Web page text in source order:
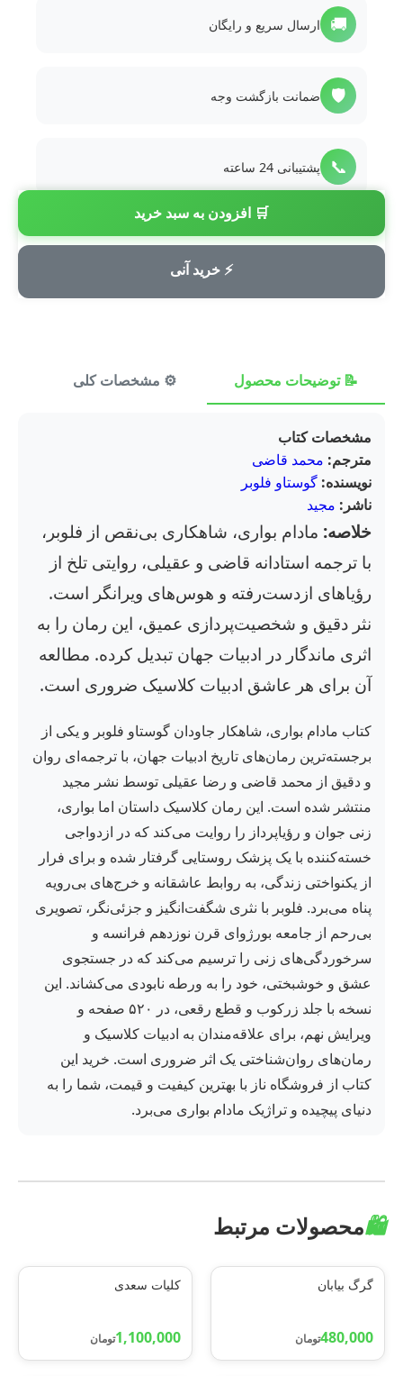
🛒 افزودن به سبد خرید
⚡ خرید آنی
🚚 ارسال سریع و رایگان
🛡️ ضمانت بازگشت وجه
📞 پشتیبانی 24 ساعته
💳 پرداخت امن
📝 توضیحات محصول ⚙️ مشخصات کلی
مشخصات کتاب
مترجم: محمد قاضی
نویسنده: گوستاو فلوبر
ناشر: مجید
خلاصه: مادام بواری، شاهکاری بی‌نقص از فلوبر،
با ترجمه استادانه قاضی و عقیلی، روایتی تلخ از
رؤیاهای ازدست‌رفته و هوس‌های ویرانگر است.
نثر دقیق و شخصیت‌پردازی عمیق، این رمان را به
اثری ماندگار در ادبیات جهان تبدیل کرده. مطالعه
آن برای هر عاشق ادبیات کلاسیک ضروری است.
کتاب مادام بواری، شاهکار جاودان گوستاو فلوبر و یکی از
برجسته‌ترین رمان‌های تاریخ ادبیات جهان، با ترجمه‌ای روان
و دقیق از محمد قاضی و رضا عقیلی توسط نشر مجید
منتشر شده است. این رمان کلاسیک داستان اما بواری،
زنی جوان و رؤیاپرداز را روایت می‌کند که در ازدواجی
خسته‌کننده با یک پزشک روستایی گرفتار شده و برای فرار
از یکنواختی زندگی، به روابط عاشقانه و خرج‌های بی‌رویه
پناه می‌برد. فلوبر با نثری شگفت‌انگیز و جزئی‌نگر، تصویری
بی‌رحم از جامعه بورژوای قرن نوزدهم فرانسه و
سرخوردگی‌های زنی را ترسیم می‌کند که در جستجوی
عشق و خوشبختی، خود را به ورطه نابودی می‌کشاند. این
نسخه با جلد زرکوب و قطع رقعی، در ۵۲۰ صفحه و
ویرایش نهم، برای علاقه‌مندان به ادبیات کلاسیک و
رمان‌های روان‌شناختی یک اثر ضروری است. خرید این
کتاب از فروشگاه ناز با بهترین کیفیت و قیمت، شما را به
دنیای پیچیده و تراژیک مادام بواری می‌برد.
🛍️محصولات مرتبط
گرگ بیابان
480,000تومان
کلیات سعدی
1,100,000تومان